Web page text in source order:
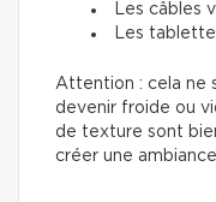
Les câbles
Les
Attention : cela ne
devenir froide ou
de texture sont
créer une